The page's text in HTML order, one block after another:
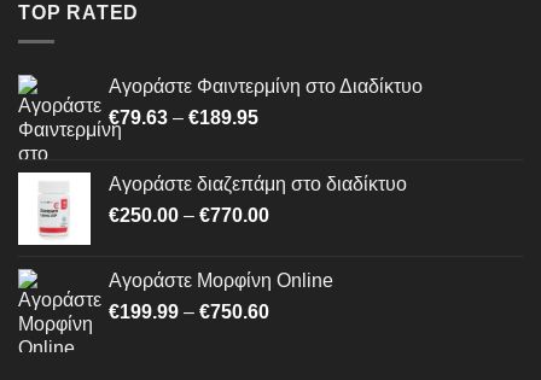
TOP RATED
Αγοράστε Φαιντερμίνη στο Διαδίκτυο
€79.63 – €189.95Price
through
€189.95
Αγοράστε διαζεπάμη στο διαδίκτυο
€250.00 – €770.00Price
through
€770.00
Αγοράστε Μορφίνη Online
€199.99 – €750.60Price